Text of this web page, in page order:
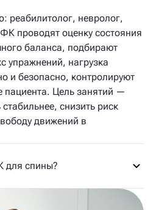
реабилитолог, невролог,
проводят оценку состояния
баланса, подбирают
упражнений, нагрузка
и безопасно, контролируют
пациента. Цель занятий —
снизить риск
движений в
для спины?